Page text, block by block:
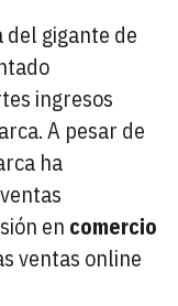
del gigante de
ingresos
A pesar de
ha
en comercio
ventas online